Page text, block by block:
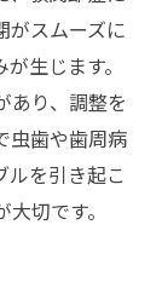
がスムーズに
生じます。
あり、調整を
虫歯や歯周病
ルを引き起こ
切です。